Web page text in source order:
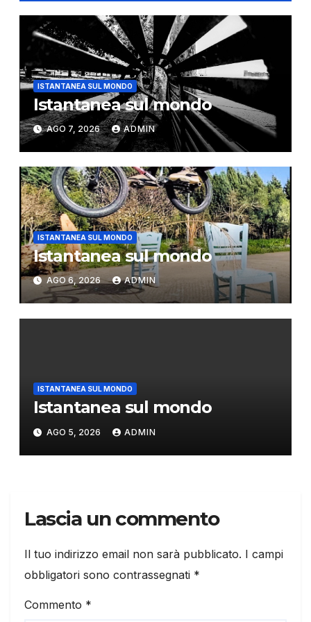
ISTANTANEA SUL MONDO
Istantanea sul mondo
AGO 7, 2026 ADMIN
ISTANTANEA SUL MONDO
Istantanea sul mondo
AGO 6, 2026 ADMIN
ISTANTANEA SUL MONDO
Istantanea sul mondo
AGO 5, 2026 ADMIN
Lascia un commento
Il tuo indirizzo email non sarà pubblicato. I campi
obbligatori sono contrassegnati *
Commento *